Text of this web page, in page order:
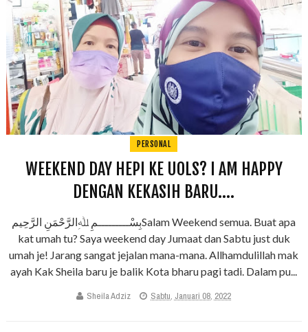
PERSONAL
WEEKEND DAY HEPI KE UOLS? I AM HAPPY
DENGAN KEKASIH BARU....
بِسْـــــــــمِ ﷲِالرَّحْمَنِ الرَّحِيمSalam Weekend semua. Buat apa
kat umah tu? Saya weekend day Jumaat dan Sabtu just duk
umah je! Jarang sangat jejalan mana-mana. Allhamdulillah mak
ayah Kak Sheila baru je balik Kota bharu pagi tadi. Dalam pu...
Sheila Adziz Sabtu, Januari 08, 2022